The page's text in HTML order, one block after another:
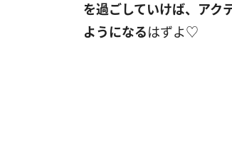
を過ごしていけば、アク
ようになるはずよ♡